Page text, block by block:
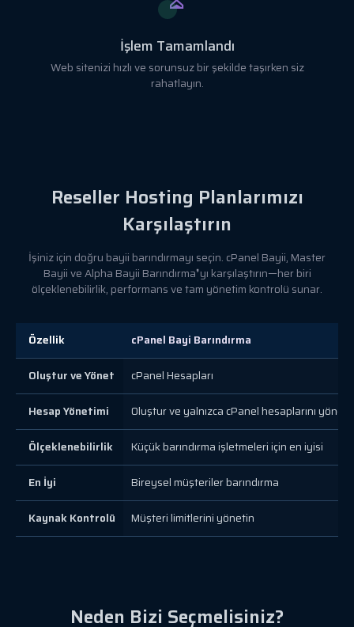
İşlem Tamamlandı
Web sitenizi hızlı ve sorunsuz bir şekilde taşırken siz
rahatlayın.
Reseller Hosting Planlarımızı
Karşılaştırın
İşiniz için doğru bayii barındırmayı seçin. cPanel Bayii, Master
Bayii ve Alpha Bayii Barındırma❜yı karşılaştırın—her biri
ölçeklenebilirlik, performans ve tam yönetim kontrolü sunar.
Özellik cPanel Bayi Barındırma
Oluştur ve Yönet cPanel Hesapları
Hesap Yönetimi Oluştur ve yalnızca cPanel hesaplarını yönet
Ölçeklenebilirlik Küçük barındırma işletmeleri için en iyisi
En İyi Bireysel müşteriler barındırma
Kaynak Kontrolü Müşteri limitlerini yönetin
Neden Bizi Seçmelisiniz?